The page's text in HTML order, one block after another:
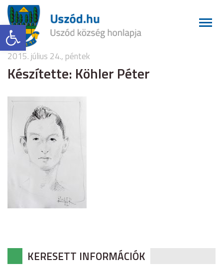
Eszköztár megnyitása
2015. július 24., péntek
Készítette: Köhler Péter
KERESETT INFORMÁCIÓK